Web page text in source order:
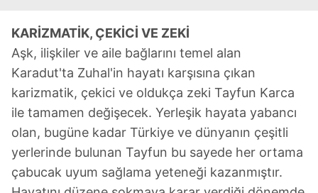
KARİZMATİK, ÇEKİCİ VE ZEKİ
Aşk, ilişkiler ve aile bağlarını temel alan
Karadut'ta Zuhal'in hayatı karşısına çıkan
karizmatik, çekici ve oldukça zeki Tayfun Karca
ile tamamen değişecek. Yerleşik hayata yabancı
olan, bugüne kadar Türkiye ve dünyanın çeşitli
yerlerinde bulunan Tayfun bu sayede her ortama
çabucak uyum sağlama yeteneği kazanmıştır.